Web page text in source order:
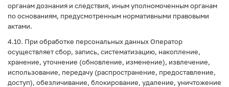
органам дознания и следствия, иным уполномоченным органам
по основаниям, предусмотренным нормативными правовыми
актами.
4.10. При обработке персональных данных Оператор
осуществляет сбор, запись, систематизацию, накопление,
хранение, уточнение (обновление, изменение), извлечение,
использование, передачу (распространение, предоставление,
доступ), обезличивание, блокирование, удаление, уничтожение